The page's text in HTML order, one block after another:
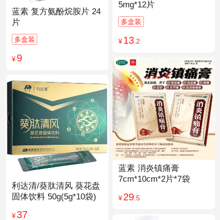
5mg*12片
多盒装
¥13.2
蓝素 复方氨酚烷胺片 24
片
多盒装
¥9
蓝素 消炎镇痛膏
7cm*10cm*2片*7袋
¥29.5
利达清/葵肽清风 葵花盘
固体饮料 50g(5g*10袋)
¥37